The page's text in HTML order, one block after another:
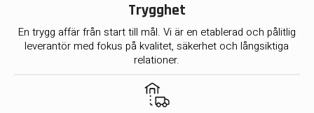
Trygghet
En trygg affär från start till mål. Vi är en etablerad och pålitlig
leverantör med fokus på kvalitet, säkerhet och långsiktiga
relationer.